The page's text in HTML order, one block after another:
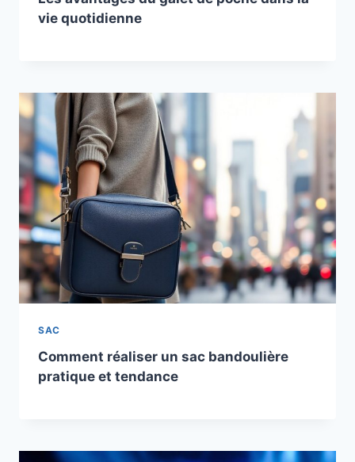
vie quotidienne
SAC
Comment réaliser un sac bandoulière
pratique et tendance